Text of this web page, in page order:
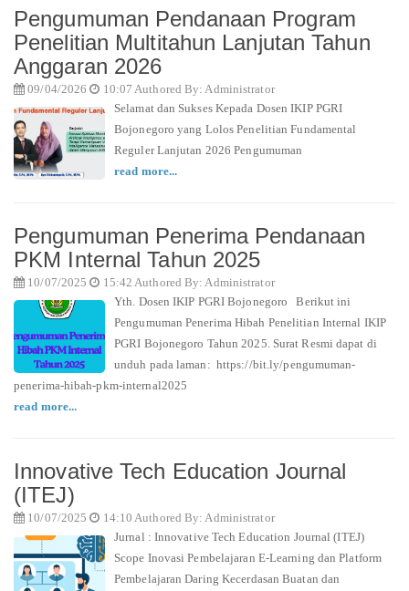
Pengumuman Pendanaan Program
Penelitian Multitahun Lanjutan Tahun
Anggaran 2026
09/04/2026
10:07 Authored By: Administrator
Selamat dan Sukses Kepada Dosen IKIP PGRI
Bojonegoro yang Lolos Penelitian Fundamental
Reguler Lanjutan 2026 Pengumuman
read more...
Pengumuman Penerima Pendanaan
PKM Internal Tahun 2025
10/07/2025
15:42 Authored By: Administrator
Yth. Dosen IKIP PGRI Bojonegoro Berikut ini
Pengumuman Penerima Hibah Penelitian Internal IKIP
PGRI Bojonegoro Tahun 2025. Surat Resmi dapat di
unduh pada laman: https://bit.ly/pengumuman-
penerima-hibah-pkm-internal2025
read more...
Innovative Tech Education Journal
(ITEJ)
10/07/2025
14:10 Authored By: Administrator
Jurnal : Innovative Tech Education Journal (ITEJ)
Scope Inovasi Pembelajaran E-Learning dan Platform
Pembelajaran Daring Kecerdasan Buatan dan